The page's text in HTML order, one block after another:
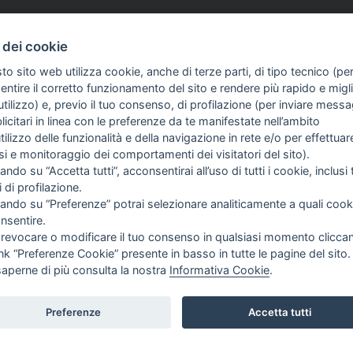
ed aventi la seguente natura: dispositivi medici e dispositivi medico – diagnostici in
e quant’altro) non hanno carattere né natura di pubblicità. Tutti i contenuti
in fase di preacquisto i prodotti venduti da RAM Apparecchi Medicali srl attraverso
SULL'AZIENDA
SIAMO
GUIDA AGLI ACQUISTI
PROCEDURA DI ACQUISTO
DIRITTO DI RECESSO
GESTIONE RESI
dei cookie
sito web utilizza cookie, anche di terze parti, di tipo tecnico (per
il corretto funzionamento del sito e rendere più rapido e
e, previo il tuo consenso, di profilazione (per inviare
in linea con le preferenze da te manifestate nell’ambito
delle funzionalità e della navigazione in rete e/o per
e monitoraggio dei comportamenti dei visitatori del sito).
su “Accetta tutti”, acconsentirai all’uso di tutti i cookie, inclusi
di profilazione.
su “Preferenze” potrai selezionare analiticamente a quali
revocare o modificare il tuo consenso in qualsiasi momento
“Preferenze Cookie” presente in basso in tutte le pagine del sito.
di più consulta la nostra Informativa Cookie.
Preferenze Accetta tutti